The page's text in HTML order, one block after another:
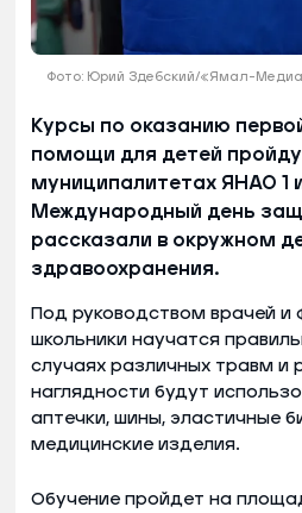
Фото: Юрий Здебский/«Ямал-
Курсы по оказанию
помощи для детей
муниципалитетах ЯНАО 1
Международный день
рассказали в окружном
здравоохранения.
Под руководством врачей и
школьники научатся
случаях различных травм и
наглядности будут
аптечки, шины, эластичные
медицинские изделия.
Обучение пройдет на